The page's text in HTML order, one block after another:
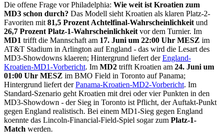
Die offene Frage vor Philadelphia: Wie weit ist Kroatien zum
MD3 schon durch? Das Modell sieht Kroatien als klaren Platz-2-
Favoriten mit 81,5 Prozent Achtelfinal-Wahrscheinlichkeit und
26,7 Prozent Platz-1-Wahrscheinlichkeit vor dem Turnier. Im
MD1 trifft die Mannschaft am 17. Juni um 22:00 Uhr MESZ im
AT&T Stadium in Arlington auf England - das wird die Lesart des
MD3-Showdowns klaeren; Hintergrund liefert derEngland-
Kroatien-MD1-Vorbericht. Im MD2 trifft Kroatien am 24. Juni um
01:00 Uhr MESZ im BMO Field in Toronto auf Panama;
Hintergrund liefert derPanama-Kroatien-MD2-Vorbericht. Im
Standard-Szenario geht Kroatien mit drei oder vier Punkten in den
MD3-Showdown - der Sieg in Toronto ist Pflicht, der Auftakt-Punkt
gegen England realistisch. Bei einem MD1-Sieg gegen England
koennte das Lincoln-Financial-Field-Spiel sogar zum Platz-1-
Match werden.